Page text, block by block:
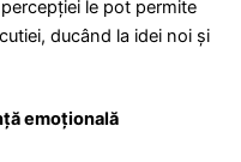
le pot permite
ducând la idei noi și
emoțională